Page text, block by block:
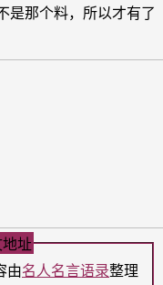
是那个料，所以才有了
址
由名人名言语录整理